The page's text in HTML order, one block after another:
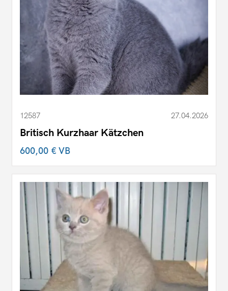
12587 27.04.2026
Britisch Kurzhaar Kätzchen
600,00 €VB